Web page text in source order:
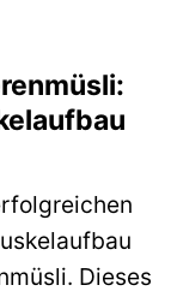
Dieses